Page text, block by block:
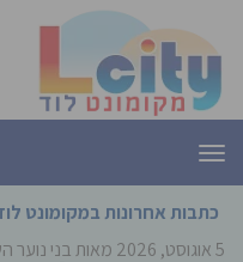
תפריט
כתבות אחרונות במקומונט
5 אוגוסט, 2026
מאות בני נוער